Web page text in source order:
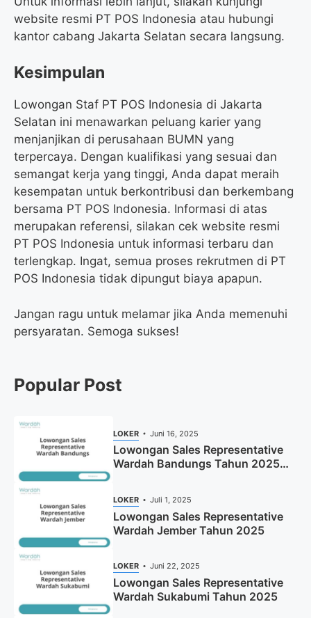
website resmi PT POS Indonesia atau hubungi
kantor cabang Jakarta Selatan secara langsung.
Kesimpulan
Lowongan Staf PT POS Indonesia di Jakarta
Selatan ini menawarkan peluang karier yang
menjanjikan di perusahaan BUMN yang
terpercaya. Dengan kualifikasi yang sesuai dan
semangat kerja yang tinggi, Anda dapat meraih
kesempatan untuk berkontribusi dan berkembang
bersama PT POS Indonesia. Informasi di atas
merupakan referensi, silakan cek website resmi
PT POS Indonesia untuk informasi terbaru dan
terlengkap. Ingat, semua proses rekrutmen di PT
POS Indonesia tidak dipungut biaya apapun.
Jangan ragu untuk melamar jika Anda memenuhi
persyaratan. Semoga sukses!
Popular Post
LOKER Juni 16, 2025
Lowongan Sales Representative
Wardah Bandungs Tahun 2025
LOKER Juli 1, 2025
Lowongan Sales Representative
Wardah Jember Tahun 2025
LOKER Juni 22, 2025
Lowongan Sales Representative
Wardah Sukabumi Tahun 2025